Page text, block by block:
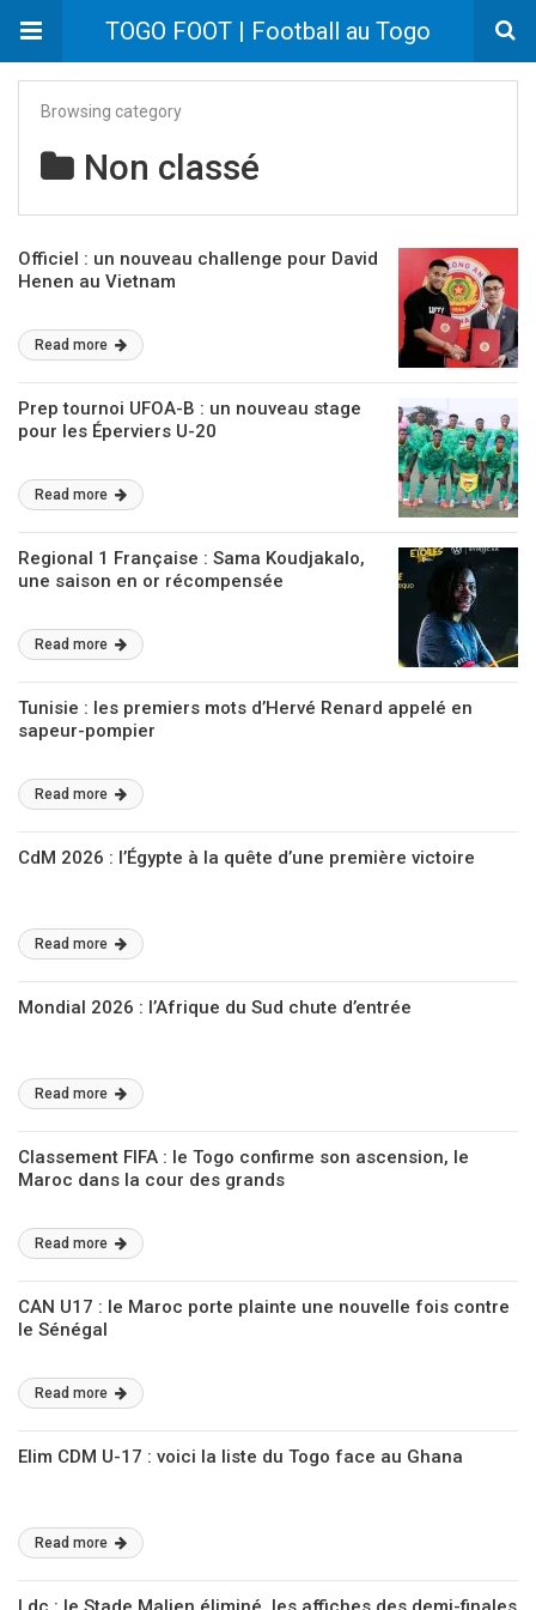
TOGO FOOT | Football au Togo
Browsing category
Non classé
Officiel : un nouveau challenge pour David
Henen au Vietnam
Read more
Prep tournoi UFOA-B : un nouveau stage
pour les Éperviers U-20
Read more
Regional 1 Française : Sama Koudjakalo,
une saison en or récompensée
Read more
Tunisie : les premiers mots d’Hervé Renard appelé en
sapeur-pompier
Read more
CdM 2026 : l’Égypte à la quête d’une première victoire
Read more
Mondial 2026 : l’Afrique du Sud chute d’entrée
Read more
Classement FIFA : le Togo confirme son ascension, le
Maroc dans la cour des grands
Read more
CAN U17 : le Maroc porte plainte une nouvelle fois contre
le Sénégal
Read more
Elim CDM U-17 : voici la liste du Togo face au Ghana
Read more